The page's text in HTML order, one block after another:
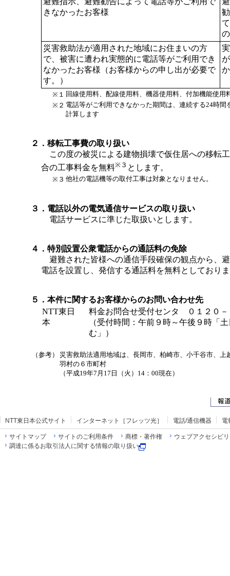
きなかったお客様
災害救助法が適用された地域にお住まいの方
で、被害に遭われ実態的に電話等がご利用でき
なかったお客様（お客様からの申し出が必要で
す。）
※１ 回線使用料、配線使用料、機器使用料、付加機能使用
※２ 電話等がご利用できなかった期間は、連続する24時間
計算します
２．移転工事費の取り扱い
この度の被災による建物損壊で仮住居への移転
合の工事料金を無料※３ とします。
※３ 他社の電話機等の取付工事は対象となりません。
３．電話以外の電気通信サービスの取り扱い
電話サービスに準じた取扱いとします。
４．特別設置公衆電話からの通話料の免除
避難された皆様への通信手段確保の観点から、
電話を設置し、発信する通話料を無料としており
５．本件に関するお客様からのお問い合わせ先
NTT東日
本
料金お問合せ受付センタ ０１２０－
（受付時間：午前９時～午後９時「
む」）
（参考）
災害救助法適用地域は、長岡市、柏崎市、小千谷市、上
羽村の６市町村
（平成19年7月17日（火）14：00現在）
NTT東日本公式サイト インターネット［フレッツ光］ 電話/通信機器 電
サイトマップ サイトのご利用条件 商標・著作権
ウェブアクセシビ
調達に係るお取引法人に関する情報の取り扱い